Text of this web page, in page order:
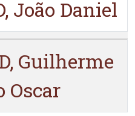
João Daniel
Guilherme
Oscar